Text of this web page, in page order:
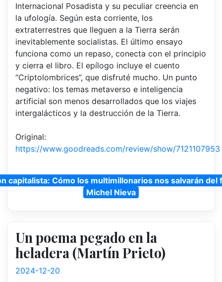
Internacional Posadista y su peculiar creencia en
la ufología. Según esta corriente, los
extraterrestres que lleguen a la Tierra serán
inevitablemente socialistas. El último ensayo
funciona como un repaso, conecta con el principio
y cierra el libro. El epílogo incluye el cuento
“Criptolombrices”, que disfruté mucho. Un punto
negativo: los temas metaverso e inteligencia
artificial son menos desarrollados que los viajes
intergalácticos y la destrucción de la Tierra.
Original:
https://www.goodreads.com/review/show/7121107953
capitalista: Cómo los multimillonarios nos salvarán del
Michel Nieva
Un poema pegado en la
heladera (Martín Prieto)
2024-12-20